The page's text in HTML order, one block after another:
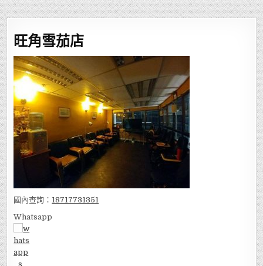
旺角雪茄店
國內查詢： 18717731351
Whatsapp